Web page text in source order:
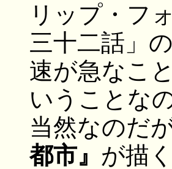
リップ・フ
三十二話」
速が急なこと
いうことな
当然なのだ
都市』 が描